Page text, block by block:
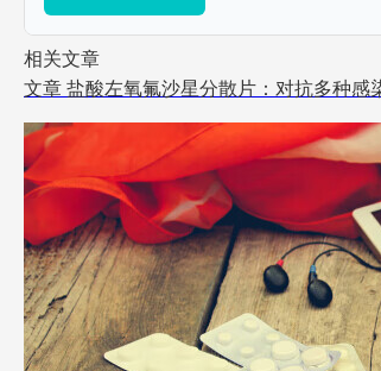
相关文章
文章 盐酸左氧氟沙星分散片：对抗多种感